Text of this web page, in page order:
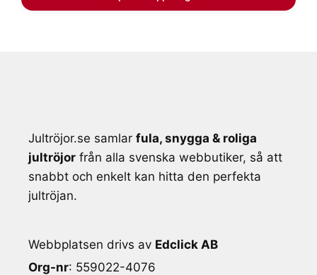
Jultröjor.se samlar fula, snygga & roliga
jultröjor från alla svenska webbutiker, så att
snabbt och enkelt kan hitta den perfekta
jultröjan.
Webbplatsen drivs av Edclick AB
Org-nr: 559022-4076